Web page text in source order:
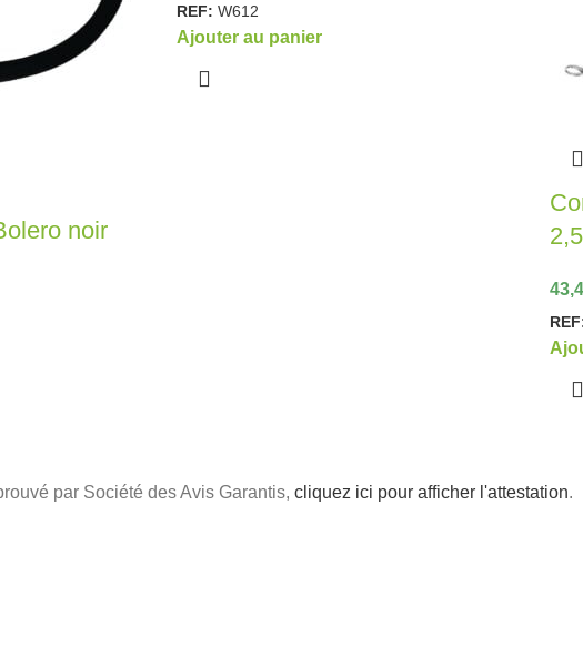
noir
REF: W612
Ajouter au panier
par Société des Avis Garantis, cliquez ici pour afficher l'attestation.